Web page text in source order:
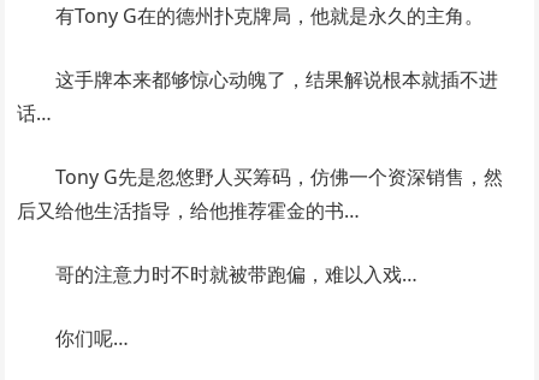
有Tony G在的德州扑克牌局，他就是永久的主角。
这手牌本来都够惊心动魄了，结果解说根本就插不进
话…
Tony G先是忽悠野人买筹码，仿佛一个资深销售，然
后又给他生活指导，给他推荐霍金的书…
哥的注意力时不时就被带跑偏，难以入戏…
你们呢…